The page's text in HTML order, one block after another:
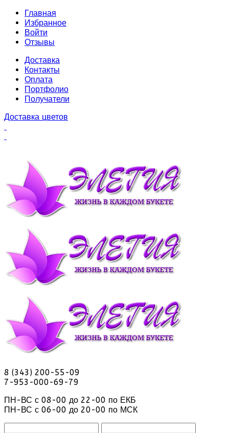
Главная
Избранное
Войти
Отзывы
Доставка
Контакты
Оплата
Портфолио
Получатели
Доставка цветов
8 (343) 200-55-09
7-953-000-69-79
ПН-ВС с 08-00 до 22-00 по ЕКБ
ПН-ВС с 06-00 до 20-00 по МСК